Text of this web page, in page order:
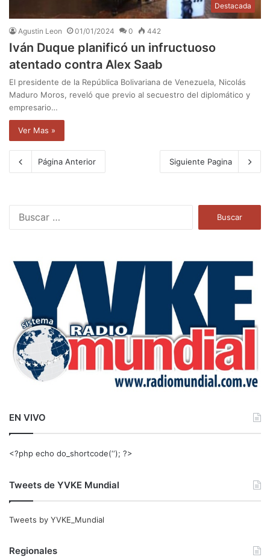
Destacada
Agustin Leon 01/01/2024 0 442
Iván Duque planificó un infructuoso
atentado contra Alex Saab
El presidente de la República Bolivariana de Venezuela, Nicolás
Maduro Moros, reveló que previo al secuestro del diplomático y
empresario…
Ver Mas »
Página Anterior Siguiente Pagina
a
EN VIVO
<?php echo do_shortcode(‘‘); ?>
Tweets de YVKE Mundial
Tweets by YVKE_Mundial
Regionales